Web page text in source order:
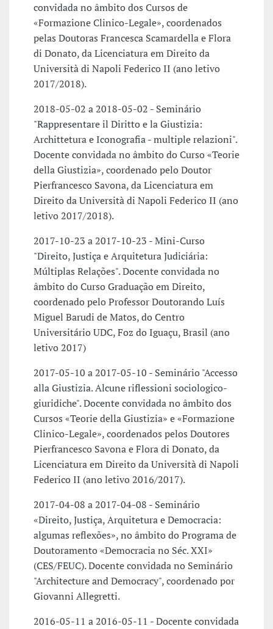
convidada no âmbito dos Cursos de
«Formazione Clinico-Legale», coordenados
pelas Doutoras Francesca Scamardella e Flora
di Donato, da Licenciatura em Direito da
Università di Napoli Federico II (ano letivo
2017/2018).
2018-05-02 a 2018-05-02 - Seminário
"Rappresentare il Diritto e la Giustizia:
Archittetura e Iconografia - multiple relazioni".
Docente convidada no âmbito do Curso «Teorie
della Giustizia», coordenado pelo Doutor
Pierfrancesco Savona, da Licenciatura em
Direito da Università di Napoli Federico II (ano
letivo 2017/2018).
2017-10-23 a 2017-10-23 - Mini-Curso
"Direito, Justiça e Arquitetura Judiciária:
Múltiplas Relações". Docente convidada no
âmbito do Curso Graduação em Direito,
coordenado pelo Professor Doutorando Luís
Miguel Barudi de Matos, do Centro
Universitário UDC, Foz do Iguaçu, Brasil (ano
letivo 2017)
2017-05-10 a 2017-05-10 - Seminário "Accesso
alla Giustizia. Alcune riflessioni sociologico-
giuridiche". Docente convidada no âmbito dos
Cursos «Teorie della Giustizia» e «Formazione
Clinico-Legale», coordenados pelos Doutores
Pierfrancesco Savona e Flora di Donato, da
Licenciatura em Direito da Università di Napoli
Federico II (ano letivo 2016/2017).
2017-04-08 a 2017-04-08 - Seminário
«Direito, Justiça, Arquitetura e Democracia:
algumas reflexões», no âmbito do Programa de
Doutoramento «Democracia no Séc. XXI»
(CES/FEUC). Docente convidada no Seminário
"Architecture and Democracy", coordenado por
Giovanni Allegretti.
2016-05-11 a 2016-05-11 - Docente convidada